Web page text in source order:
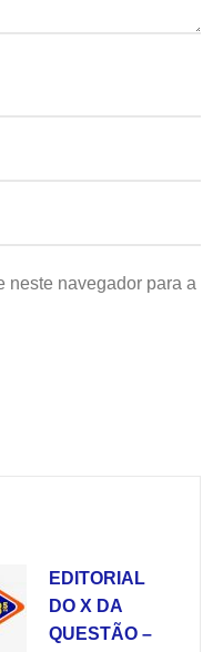
neste navegador para a
EDITORIAL
DO X DA
QUESTÃO –